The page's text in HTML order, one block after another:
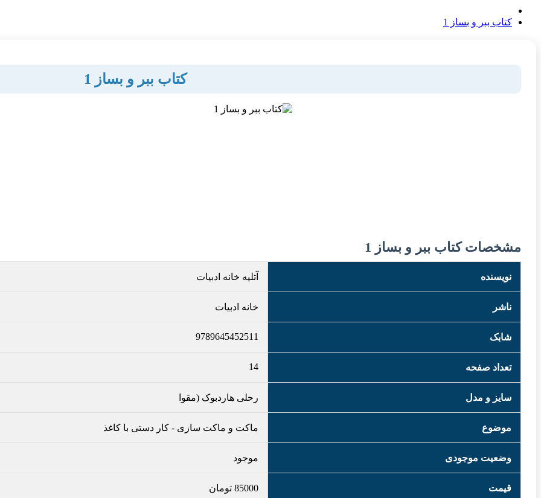
کتاب ببر و بساز 1
کتاب ببر و بساز 1
مشخصات کتاب ببر و بساز 1
نویسنده آتلیه خانه ادبیات
ناشر خانه ادبیات
شابک 9789645452511
تعداد صفحه 14
سایز و مدل رحلی هاردبوک (مقوا
موضوع ماکت و ماکت سازی - کار دستی با کاغذ
وضعیت موجودی موجود
قیمت 85000 تومان